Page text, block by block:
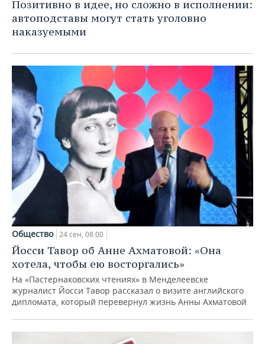
ХОККЕЙ С МЯЧОМ
ПРОИСШЕСТВИЯ
Позитивно в идее, но сложно в исполнении:
автоподставы могут стать уголовно
наказуемыми
Общество 24 сен, 08:00
Йосси Тавор об Анне Ахматовой: «Она
хотела, чтобы ею восторгались»
На «Пастернаковских чтениях» в Менделеевске
журналист Йосси Тавор рассказал о визите английского
дипломата, который перевернул жизнь Анны Ахматовой